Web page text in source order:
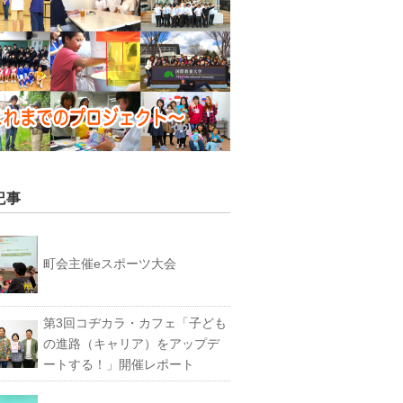
事
町会主催eスポーツ大会
第3回コヂカラ・カフェ「子ども
の進路（キャリア）をアップデ
ートする！」開催レポート